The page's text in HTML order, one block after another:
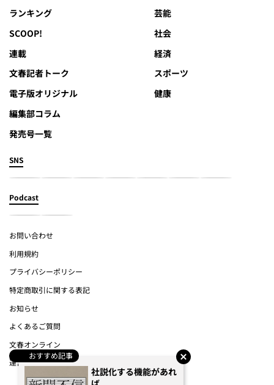
おすすめ記事
社説化する機能があれ
ランキング
SCOOP!
連載
文春記者トーク
電子版オリジナル
編集部コラム
発売号一覧
芸能
社会
経済
スポーツ
健康
SNS
Podcast
お問い合わせ
利用規約
プライバシーポリシー
特定商取引に関する表記
お知らせ
よくあるご質問
文春オンライン
運営会社